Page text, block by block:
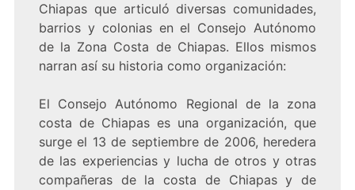
Chiapas que articuló diversas comunidades,
barrios y colonias en el Consejo Autónomo
de la Zona Costa de Chiapas. Ellos mismos
narran así su historia como organización:
El Consejo Autónomo Regional de la zona
costa de Chiapas es una organización, que
surge el 13 de septiembre de 2006, heredera
de las experiencias y lucha de otros y otras
compañeras de la costa de Chiapas y de